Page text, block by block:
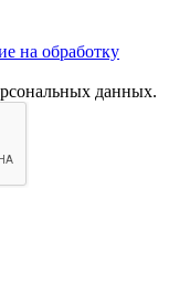
на обработку
данных.